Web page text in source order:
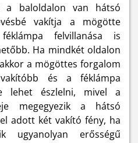
a baloldalon van hátsó
vakítja a mögötte
felvillanása is
Ha mindkét oldalon
a mögöttes forgalom
és a féklámpa
lehet észlelni, mivel a
megegyezik a hátsó
adott két vakító fény, ha
ugyanolyan erősségű